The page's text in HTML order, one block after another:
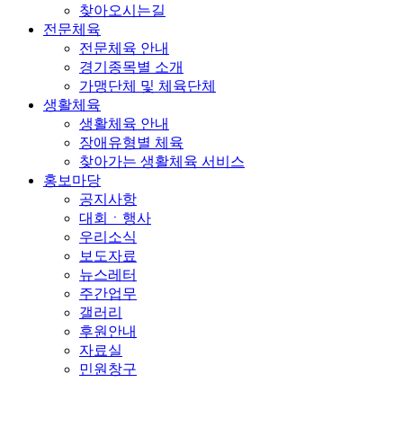
찾아오시는길
전문체육
전문체육 안내
경기종목별 소개
가맹단체 및 체육단체
생활체육
생활체육 안내
장애유형별 체육
찾아가는 생활체육 서비스
홍보마당
공지사항
대회ㆍ행사
우리소식
보도자료
뉴스레터
주간업무
갤러리
후원안내
자료실
민원창구